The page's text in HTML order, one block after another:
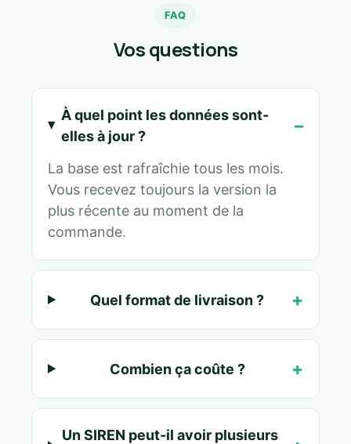
FAQ
Vos questions
À quel point les données sont-
elles à jour ?
La base est rafraîchie tous les mois.
Vous recevez toujours la version la
plus récente au moment de la
commande.
Quel format de livraison ?
Combien ça coûte ?
Un SIREN peut-il avoir plusieurs